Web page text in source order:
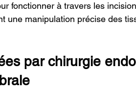
fonctionner à travers les
une manipulation précise des
par chirurgie